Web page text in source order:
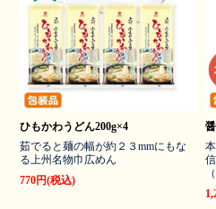
ひもかわうどん200g×4
茹でると麺の幅が約２３mmにもな
る上州名物巾広めん
770円(税込)